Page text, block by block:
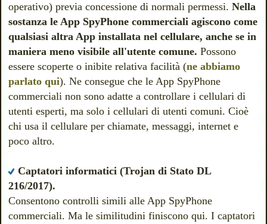
operativo) previa concessione di normali permessi.Nella
sostanza le App SpyPhone commerciali agiscono come
qualsiasi altra App installata nel cellulare, anche se in
maniera meno visibile all'utente comune.Possono
essere scoperte o inibite relativa facilità (ne abbiamo
parlato qui). Ne consegue che le App SpyPhone
commerciali non sono adatte a controllare i cellulari di
utenti esperti, ma solo i cellulari di utenti comuni.Cioè
chi usa il cellulare per chiamate, messaggi, internet e
poco altro.
Captatori informatici (Trojan di Stato DL
216/2017).
Consentono controlli simili alle App SpyPhone
commerciali. Ma le similitudini finiscono qui. I captatori